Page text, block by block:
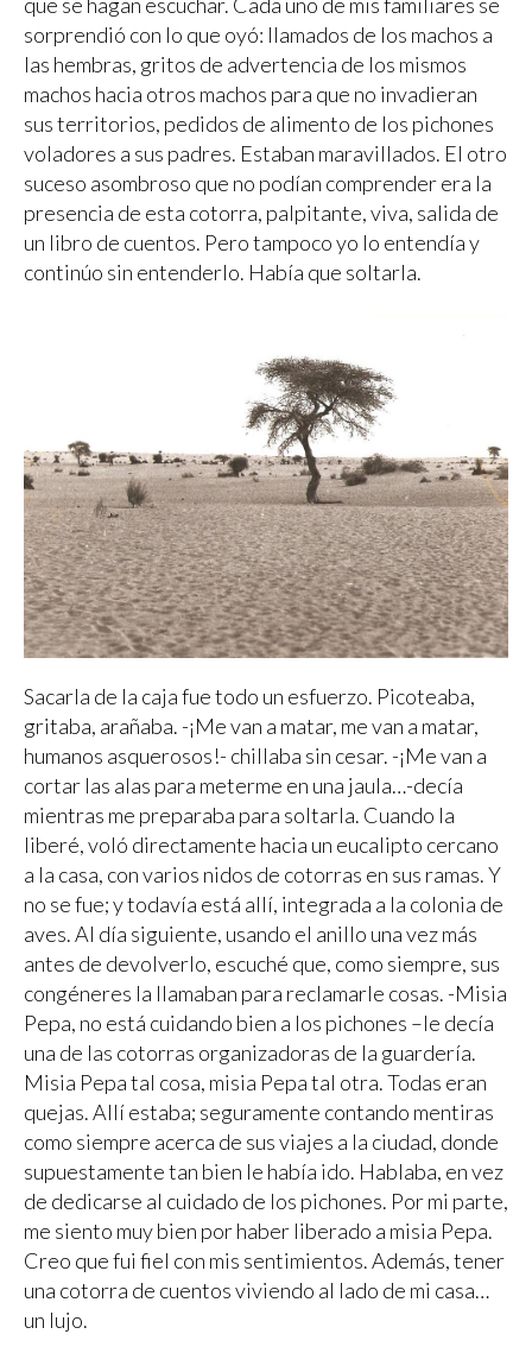
sorprendió con lo que oyó: llamados de los machos a
las hembras, gritos de advertencia de los mismos
machos hacia otros machos para que no invadieran
sus territorios, pedidos de alimento de los pichones
voladores a sus padres. Estaban maravillados. El otro
suceso asombroso que no podían comprender era la
presencia de esta cotorra, palpitante, viva, salida de
un libro de cuentos. Pero tampoco yo lo entendía y
continúo sin entenderlo. Había que soltarla.
Sacarla de la caja fue todo un esfuerzo. Picoteaba,
gritaba, arañaba. -¡Me van a matar, me van a matar,
humanos asquerosos!- chillaba sin cesar. -¡Me van a
cortar las alas para meterme en una jaula…-decía
mientras me preparaba para soltarla. Cuando la
liberé, voló directamente hacia un eucalipto cercano
a la casa, con varios nidos de cotorras en sus ramas. Y
no se fue; y todavía está allí, integrada a la colonia de
aves. Al día siguiente, usando el anillo una vez más
antes de devolverlo, escuché que, como siempre, sus
congéneres la llamaban para reclamarle cosas. -Misia
Pepa, no está cuidando bien a los pichones –le decía
una de las cotorras organizadoras de la guardería.
Misia Pepa tal cosa, misia Pepa tal otra. Todas eran
quejas. Allí estaba; seguramente contando mentiras
como siempre acerca de sus viajes a la ciudad, donde
supuestamente tan bien le había ido. Hablaba, en vez
de dedicarse al cuidado de los pichones. Por mi parte,
me siento muy bien por haber liberado a misia Pepa.
Creo que fui fiel con mis sentimientos. Además, tener
una cotorra de cuentos viviendo al lado de mi casa…
un lujo.